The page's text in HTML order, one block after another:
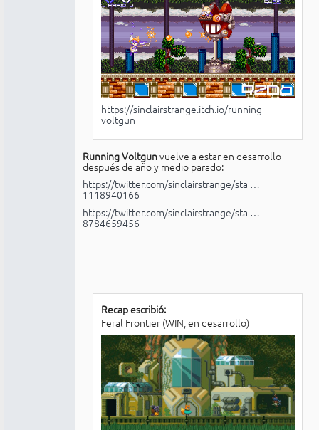
https://sinclairstrange.itch.io/running-
voltgun
Running Voltgunvuelve a estar en desarrollo
después de año y medio parado:
https://twitter.com/sinclairstrange/sta …
1118940166
https://twitter.com/sinclairstrange/sta …
8784659456
Recap escribió:
Feral Frontier (WIN, en desarrollo)